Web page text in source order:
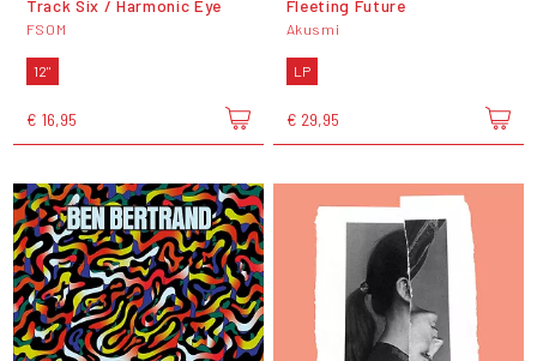
Track Six / Harmonic Eye
FSOM
12"
€ 16,95
Fleeting Future
Akusmi
LP
€ 29,95